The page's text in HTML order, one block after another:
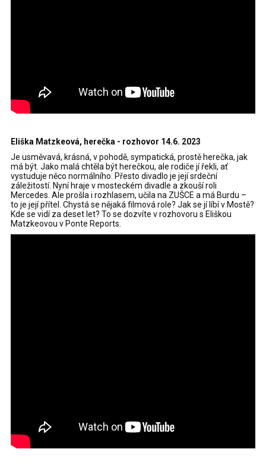
Eliška Matzkeová, herečka - rozhovor 14.6. 2023
Je usměvavá, krásná, v pohodě, sympatická, prostě herečka, jak
má být. Jako malá chtěla být herečkou, ale rodiče jí řekli, ať
vystuduje něco normálního. Přesto divadlo je její srdeční
záležitostí. Nyní hraje v mosteckém divadle a zkouší roli
Mercedes. Ale prošla i rozhlasem, učila na ZUŠCE a má Burdu –
to je její přítel. Chystá se nějaká filmová role? Jak se jí líbí v Mostě?
Kde se vidí za deset let? To se dozvíte v rozhovoru s Eliškou
Matzkeovou v Ponte Reports.